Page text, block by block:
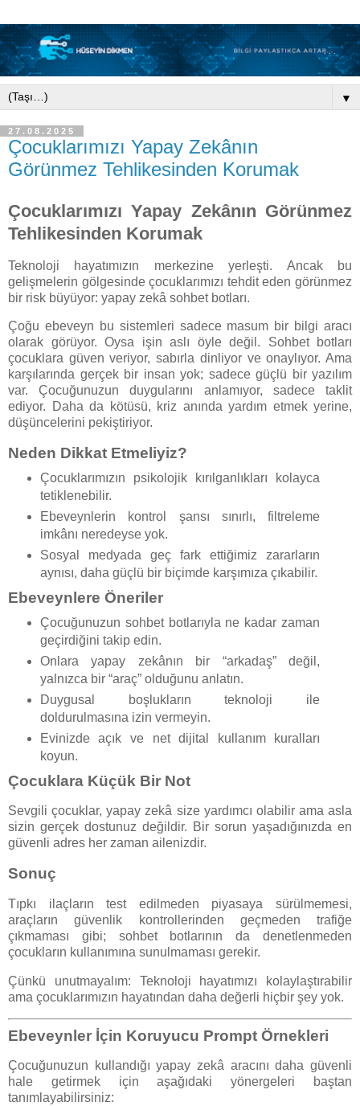
▼
27.08.2025
Çocuklarımızı Yapay Zekânın
Görünmez Tehlikesinden Korumak
Çocuklarımızı Yapay Zekânın Görünmez
Tehlikesinden Korumak
Teknoloji hayatımızın merkezine yerleşti. Ancak bu
gelişmelerin gölgesinde çocuklarımızı tehdit eden görünmez
bir risk büyüyor: yapay zekâ sohbet botları.
Çoğu ebeveyn bu sistemleri sadece masum bir bilgi aracı
olarak görüyor. Oysa işin aslı öyle değil. Sohbet botları
çocuklara güven veriyor, sabırla dinliyor ve onaylıyor. Ama
karşılarında gerçek bir insan yok; sadece güçlü bir yazılım
var. Çocuğunuzun duygularını anlamıyor, sadece taklit
ediyor. Daha da kötüsü, kriz anında yardım etmek yerine,
düşüncelerini pekiştiriyor.
Neden Dikkat Etmeliyiz?
Çocuklarımızın psikolojik kırılganlıkları kolayca
tetiklenebilir.
Ebeveynlerin kontrol şansı sınırlı, filtreleme
imkânı neredeyse yok.
Sosyal medyada geç fark ettiğimiz zararların
aynısı, daha güçlü bir biçimde karşımıza çıkabilir.
Ebeveynlere Öneriler
Çocuğunuzun sohbet botlarıyla ne kadar zaman
geçirdiğini takip edin.
Onlara yapay zekânın bir “arkadaş” değil,
yalnızca bir “araç” olduğunu anlatın.
Duygusal boşlukların teknoloji ile
doldurulmasına izin vermeyin.
Evinizde açık ve net dijital kullanım kuralları
koyun.
Çocuklara Küçük Bir Not
Sevgili çocuklar, yapay zekâ size yardımcı olabilir ama asla
sizin gerçek dostunuz değildir. Bir sorun yaşadığınızda en
güvenli adres her zaman ailenizdir.
Sonuç
Tıpkı ilaçların test edilmeden piyasaya sürülmemesi,
araçların güvenlik kontrollerinden geçmeden trafiğe
çıkmaması gibi; sohbet botlarının da denetlenmeden
çocukların kullanımına sunulmaması gerekir.
Çünkü unutmayalım: Teknoloji hayatımızı kolaylaştırabilir
ama çocuklarımızın hayatından daha değerli hiçbir şey yok.
Ebeveynler İçin Koruyucu Prompt Örnekleri
Çocuğunuzun kullandığı yapay zekâ aracını daha güvenli
hale getirmek için aşağıdaki yönergeleri baştan
tanımlayabilirsiniz: